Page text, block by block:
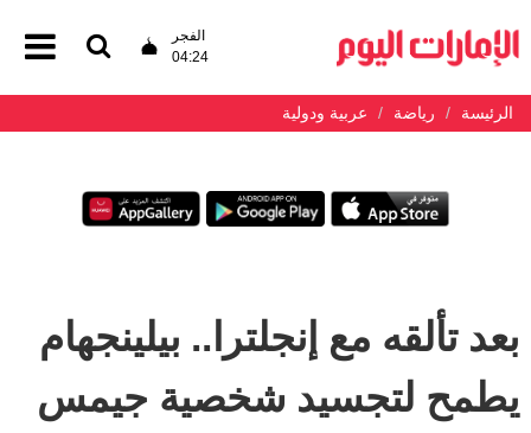
الفجر
04:24
الرئيسة رياضة عربية ودولية
بعد تألقه مع إنجلترا.. بيلينجهام
يطمح لتجسيد شخصية جيمس